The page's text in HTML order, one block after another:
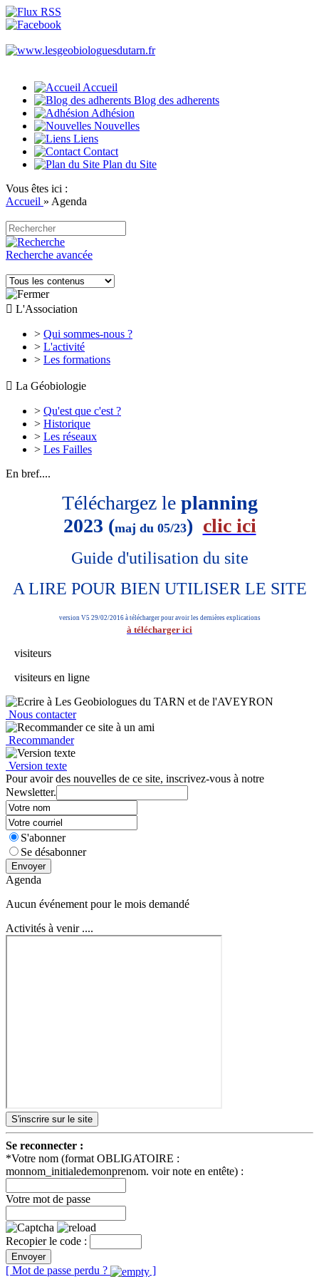
Accueil
Blog des adherents
Adhésion
Nouvelles
Liens
Contact
Plan du Site
Vous êtes ici :
Accueil » Agenda
Recherche avancée
 L'Association
> Qui sommes-nous ?
> L'activité
> Les formations
 La Géobiologie
> Qu'est que c'est ?
> Historique
> Les réseaux
> Les Failles
En bref....
Téléchargez le planning
2023 (maj du 05/23) clic ici
Guide d'utilisation du site
A LIRE POUR BIEN UTILISER LE SITE
version V5 29/02/2016 à télécharger pour avoir les dernières explications
à télécharger ici
visiteurs
visiteurs en ligne
Nous contacter
Recommander
Version texte
Pour avoir des nouvelles de ce site, inscrivez-vous à notre
Newsletter.
S'abonner
Se désabonner
Envoyer
Agenda
Aucun événement pour le mois demandé
Activités à venir ....
S'inscrire sur le site
Se reconnecter :
*Votre nom (format OBLIGATOIRE :
monnom_initialedemonprenom. voir note en entête) :
Votre mot de passe
Recopier le code :
Envoyer
[ Mot de passe perdu ? ]